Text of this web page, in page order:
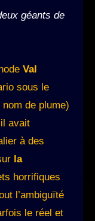
géants de
Val
sous le
nom de plume)
avait
à des
la
horrifiques
l’ambiguïté
le réel et